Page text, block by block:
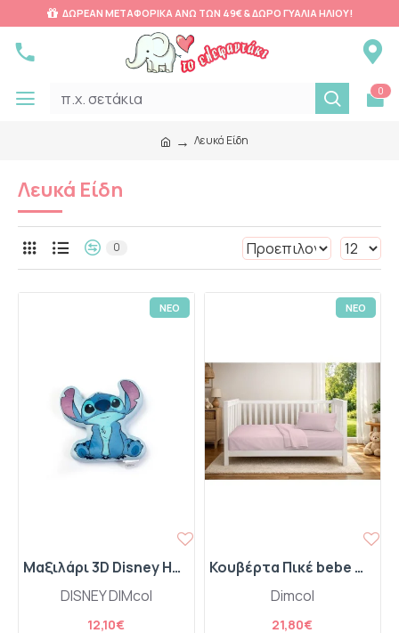
ΔΩΡΕΑΝ ΜΕΤΑΦΟΡΙΚΑ ΑΝΩ ΤΩΝ 49€ & ΔΩΡΟ ΓΥΑΛΙΑ ΗΛΙΟΥ!
0
Λευκά Είδη
Λευκά Είδη
0
ΝΕΟ
DISNEY DIMcol
Μαξιλάρι 3D Disney Home Stitch 350 35 cm Sky Blue 100% Velboa
12,10€
ΝΕΟ
Dimcol
Κουβέρτα Πικέ bebe Μονόχρωμη 325 gr/m² 125x150 English Rose 100% Cotton
21,80€